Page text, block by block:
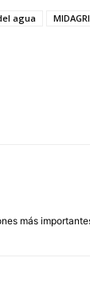
agua MIDAGRI
más